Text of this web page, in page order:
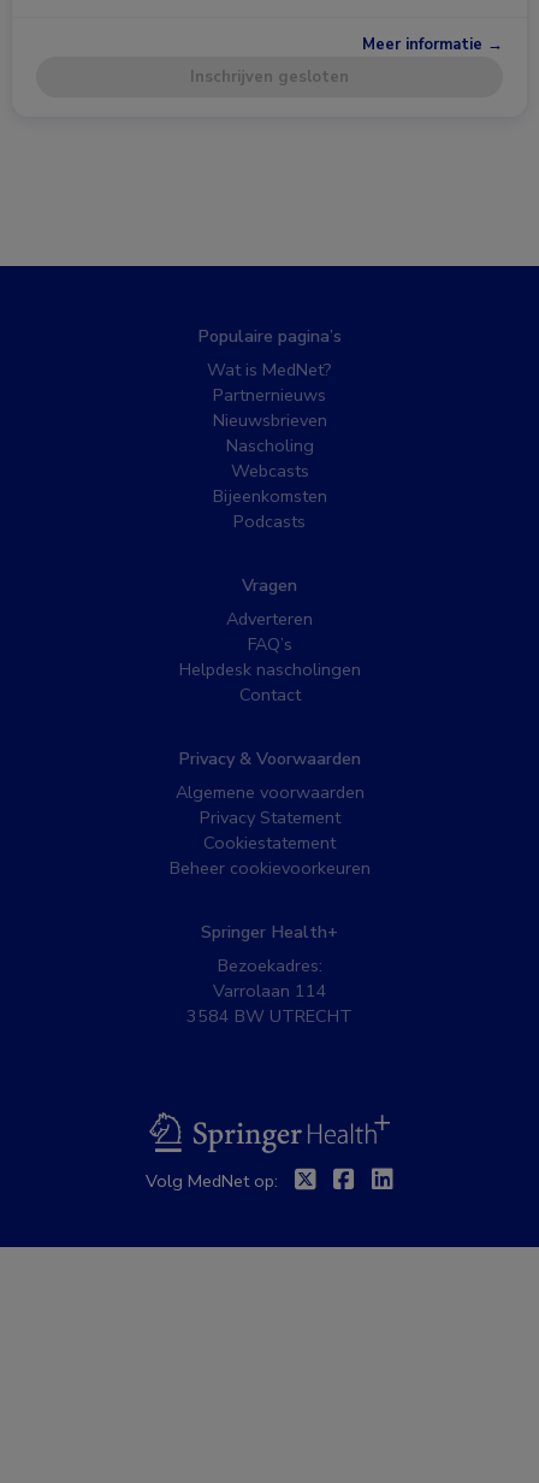
Meer informatie →
Inschrijven gesloten
Populaire pagina’s
Wat is MedNet?
Partnernieuws
Nieuwsbrieven
Nascholing
Webcasts
Bijeenkomsten
Podcasts
Vragen
Adverteren
FAQ’s
Helpdesk nascholingen
Contact
Privacy & Voorwaarden
Algemene voorwaarden
Privacy Statement
Cookiestatement
Beheer cookievoorkeuren
Springer Health+
Bezoekadres:
Varrolaan 114
3584 BW UTRECHT
BSL
Volg MedNet op: TwitterFacebook
Linkedin